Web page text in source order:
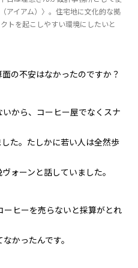
アイアム）〉。住宅地に文化的な拠
トを起こしやすい環境にしたいと
の不安はなかったのですか？
から、コーヒー屋でなくスナ
た。たしかに若い人は全然歩
ォーンと話していました。
ヒーを売らないと採算がとれ
かったんです。